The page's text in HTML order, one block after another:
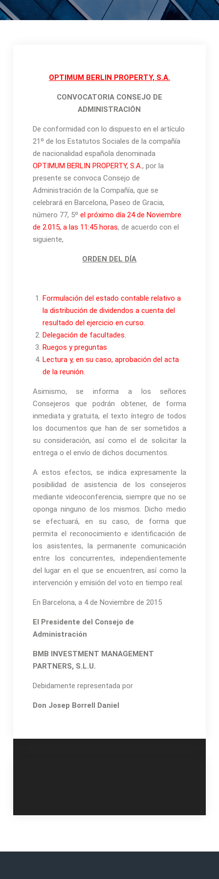
OPTIMUM BERLIN PROPERTY, S.A.
CONVOCATORIA CONSEJO DE
ADMINISTRACIÓN
De conformidad con lo dispuesto en el artículo
21º de los Estatutos Sociales de la compañía
de nacionalidad española denominada
OPTIMUM BERLIN PROPERTY, S.A., por la
presente se convoca Consejo de
Administración de la Compañía, que se
celebrará en Barcelona, Paseo de Gracia,
número 77, 5º el próximo día 24 de Noviembre
de 2.015, a las 11:45 horas, de acuerdo con el
siguiente,
ORDEN DEL DÍA
Formulación del estado contable relativo a
la distribución de dividendos a cuenta del
resultado del ejercicio en curso.
Delegación de facultades.
Ruegos y preguntas
Lectura y, en su caso, aprobación del acta
de la reunión.
Asimismo, se informa a los señores
Consejeros que podrán obtener, de forma
inmediata y gratuita, el texto íntegro de todos
los documentos que han de ser sometidos a
su consideración, así como el de solicitar la
entrega o el envío de dichos documentos.
A estos efectos, se indica expresamente la
posibilidad de asistencia de los consejeros
mediante videoconferencia, siempre que no se
oponga ninguno de los mismos. Dicho medio
se efectuará, en su caso, de forma que
permita el reconocimiento e identificación de
los asistentes, la permanente comunicación
entre los concurrentes, independientemente
del lugar en el que se encuentren, así como la
intervención y emisión del voto en tiempo real.
En Barcelona, a 4 de Noviembre de 2015
El Presidente del Consejo de
Administración
BMB INVESTMENT MANAGEMENT
PARTNERS, S.L.U.
Debidamente representada por
Don Josep Borrell Daniel